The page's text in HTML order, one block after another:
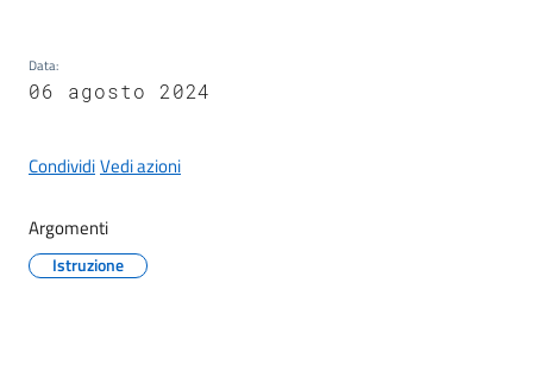
p
r
o
i
o
Data:
06 agosto 2024
CondividiVedi azioni
Argomenti
Istruzione